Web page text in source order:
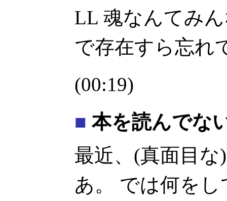
LL 魂なんてみ
で存在すら忘れ
(00:19)
■ 本を読んでな
最近、(真面目
あ。 では何を